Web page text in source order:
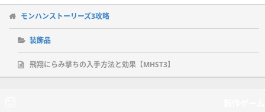
モンハンストーリーズ3攻略
装飾品
飛翔にらみ撃ちの入手方法と効果【MHST3】